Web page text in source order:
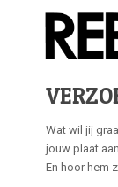
Wat wil jij
jouw plaat
En hoor hem